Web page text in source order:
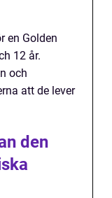
en Golden
12 år.
och
att de lever
den